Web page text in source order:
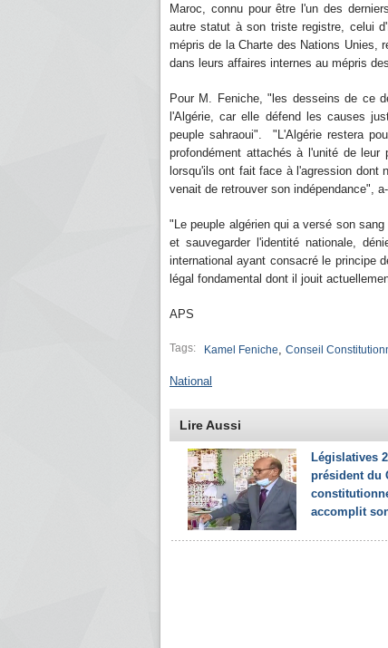
Maroc, connu pour être l'un des
autre statut à son triste registre, celui
mépris de la Charte des Nations Unies,
dans leurs affaires internes au mépris
Pour M. Feniche, "les desseins de ce
l'Algérie, car elle défend les causes
peuple sahraoui". "L'Algérie restera
profondément attachés à l'unité de
lorsqu'ils ont fait face à l'agression dont
venait de retrouver son indépendance",
"Le peuple algérien qui a versé son
et sauvegarder l'identité nationale,
international ayant consacré le principe
légal fondamental dont il jouit
APS
Tags: Kamel Feniche, Conseil
National
Lire Aussi
Législatives
président du
accomplit